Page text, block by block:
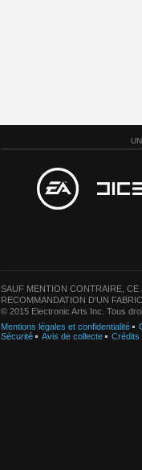
SAUF MENTION CONTRAIRE, CE
RECOMMANDATION D'UN
© 2015 Electronic Arts Inc. Tous
Mentions légales et confidentialité
Sécurité
Avis de collecte Crédits